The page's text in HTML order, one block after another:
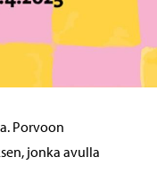
Porvoon
jonka avulla